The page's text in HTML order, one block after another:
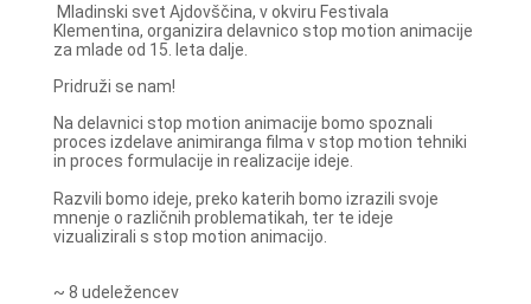
Mladinski svet Ajdovščina, v okviru Festivala
Klementina, organizira delavnico stop motion animacije
za mlade od 15. leta dalje.
Pridruži se nam!
Na delavnici stop motion animacije bomo spoznali
proces izdelave animiranga filma v stop motion tehniki
in proces formulacije in realizacije ideje.
Razvili bomo ideje, preko katerih bomo izrazili svoje
mnenje o različnih problematikah, ter te ideje
vizualizirali s stop motion animacijo.
~ 8 udeležencev